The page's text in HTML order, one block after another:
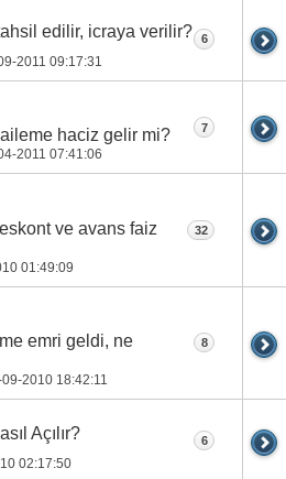
edilir, icraya verilir?
2011 09:17:31
6
haciz gelir mi?
2011 07:41:06
7
ve avans faiz
01:49:09
32
emri geldi, ne
09-2010 18:42:11
8
Açılır?
02:17:50
6